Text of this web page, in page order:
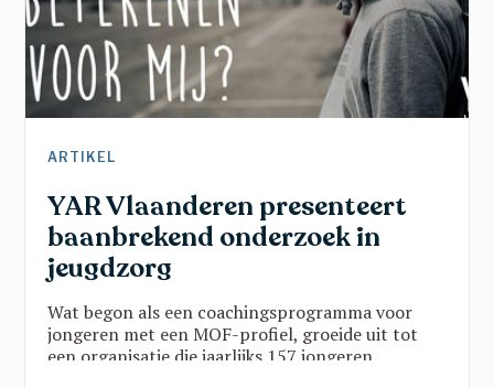
ARTIKEL
YAR Vlaanderen presenteert
baanbrekend onderzoek in
jeugdzorg
Wat begon als een coachingsprogramma voor
jongeren met een MOF-profiel, groeide uit tot
een organisatie die jaarlijks 157 jongeren